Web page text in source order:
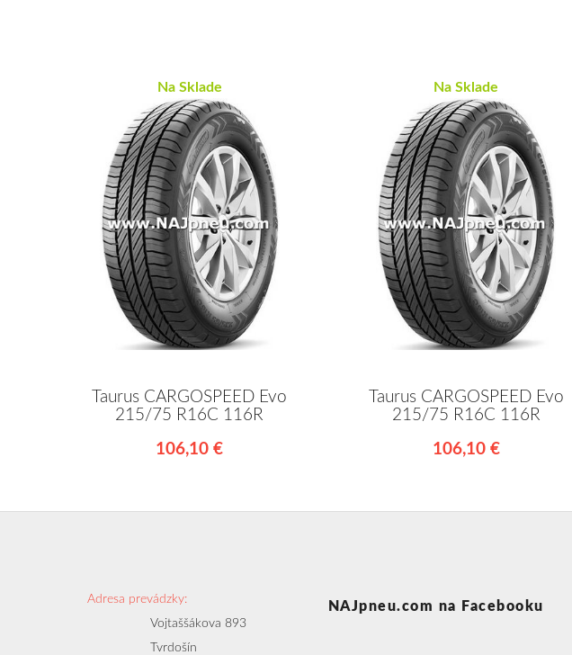
Na Sklade
Taurus CARGOSPEED Evo
215/75 R16C 116R
106,10 €
Na Sklade
Taurus CARGOSPEED Evo
215/75 R16C 116R
106,10 €
Adresa prevádzky:
Vojtaššákova 893
Tvrdošín
NAJpneu.com na Facebooku